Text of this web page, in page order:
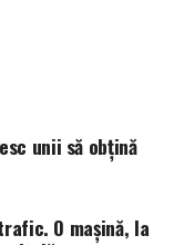
unii să obțină
O mașină, la